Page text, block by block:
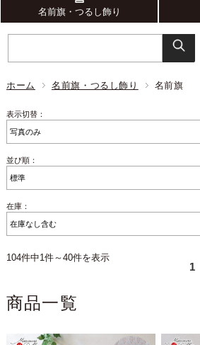
名前旗・つるし飾り
ホーム 名前旗・つるし飾り 名前旗
表示切替：
並び順：
在庫：
104件中1件～40件を表示
1
商品一覧